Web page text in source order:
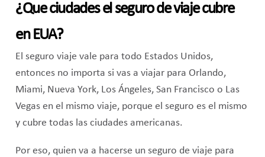
¿Que ciudades el seguro de viaje cubre
en EUA?
El seguro viaje vale para todo Estados Unidos,
entonces no importa si vas a viajar para Orlando,
Miami, Nueva York, Los Ángeles, San Francisco o Las
Vegas en el mismo viaje, porque el seguro es el mismo
y cubre todas las ciudades americanas.
Por eso, quien va a hacerse un seguro de viaje para